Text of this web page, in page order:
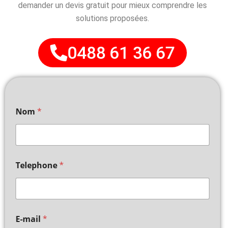
demander un devis gratuit pour mieux comprendre les
solutions proposées.
0488 61 36 67
Nom *
Telephone*
E-mail *